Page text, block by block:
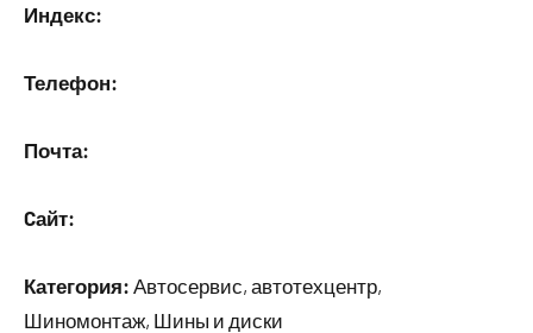
Индекс:
Телефон:
Почта:
Cайт:
Категория: Автосервис, автотехцентр,
Шиномонтаж, Шины и диски